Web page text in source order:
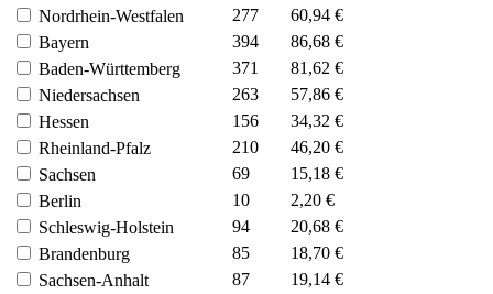
Nordrhein-Westfalen
277
60,94 €
Bayern
394
86,68 €
Baden-Württemberg
371
81,62 €
Niedersachsen
263
57,86 €
Hessen
156
34,32 €
Rheinland-Pfalz
210
46,20 €
Sachsen
69
15,18 €
Berlin
10
2,20 €
Schleswig-Holstein
94
20,68 €
Brandenburg
85
18,70 €
Sachsen-Anhalt
87
19,14 €